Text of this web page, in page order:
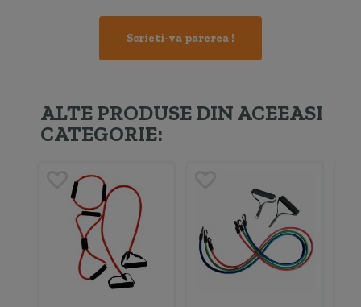
Scrieti-va parerea !
ALTE PRODUSE DIN ACEEASI
CATEGORIE: